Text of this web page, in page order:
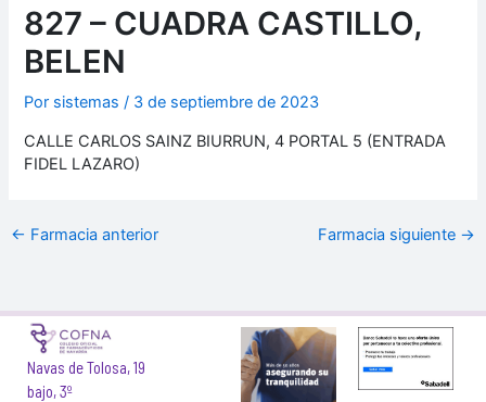
827 – CUADRA CASTILLO,
BELEN
Por sistemas/ 3 de septiembre de 2023
CALLE CARLOS SAINZ BIURRUN, 4 PORTAL 5 (ENTRADA
FIDEL LAZARO)
← Farmacia anterior Farmacia siguiente →
Navas de Tolosa, 19
bajo, 3º